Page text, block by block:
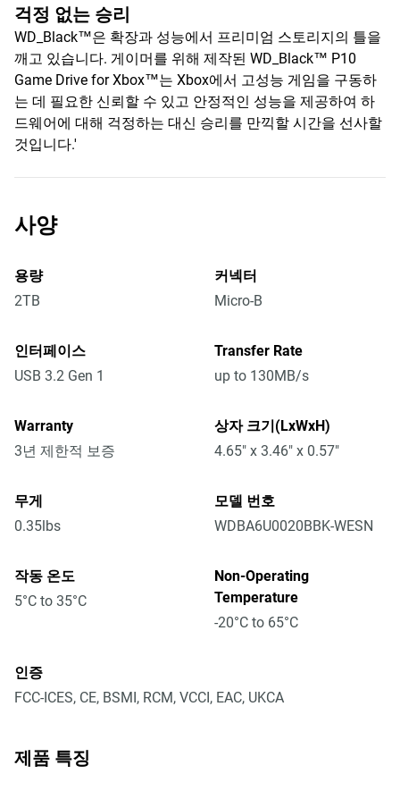
걱정 없는 승리
WD_Black™은 확장과 성능에서 프리미엄 스토리지의 틀을
깨고 있습니다. 게이머를 위해 제작된 WD_Black™ P10
Game Drive for Xbox™는 Xbox에서 고성능 게임을 구동하
는 데 필요한 신뢰할 수 있고 안정적인 성능을 제공하여 하
드웨어에 대해 걱정하는 대신 승리를 만끽할 시간을 선사할
것입니다.'
사양
용량
2TB
커넥터
Micro-B
인터페이스
USB 3.2 Gen 1
Transfer Rate
up to 130MB/s
Warranty
3년 제한적 보증
상자 크기(LxWxH)
4.65" x 3.46" x 0.57"
무게
0.35lbs
모델 번호
WDBA6U0020BBK-WESN
작동 온도
5°C to 35°C
Non-Operating
Temperature
-20°C to 65°C
인증
FCC-ICES, CE, BSMI, RCM, VCCI, EAC, UKCA
제품 특징